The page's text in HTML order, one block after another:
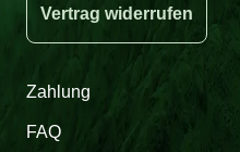
Vertrag widerrufen
Zahlung
FAQ